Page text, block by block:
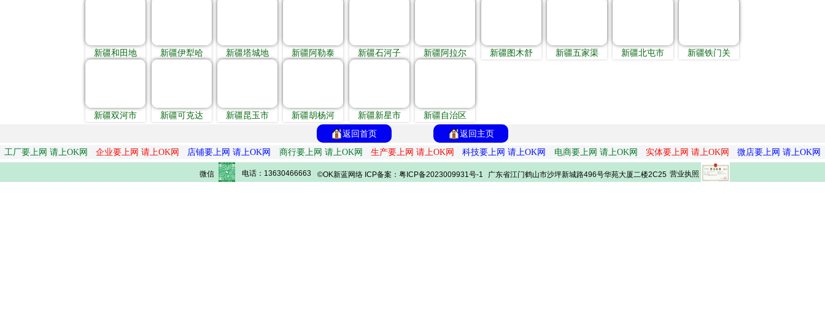
新疆和田地 新疆伊犁哈 新疆塔城地 新疆阿勒泰 新疆石河子 新疆阿拉尔 新疆图木舒 新疆五家渠 新疆北屯市 新疆铁门关
新疆双河市 新疆可克达 新疆昆玉市 新疆胡杨河 新疆新星市
新疆自治区
返回首页
返回主页
工厂要上网 请上OK网
企业要上网 请上OK网 店铺要上网 请上OK网 商行要上网 请上OK网 生产要上网 请上OK网 科技要上网 请上OK网 电商要上网 请上OK网 实体要上网 请上OK网 微店要上网 请上OK网
微信 电话：13630466663 ©OK新蓝网络 ICP备案：粤ICP备2023009931号-1 广东省江门鹤山市沙坪新城路496号华苑大厦二楼2C25 营业执照